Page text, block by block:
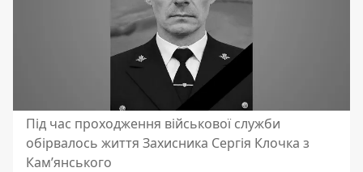
Під час проходження військової служби
обірвалось життя Захисника Сергія Клочка з
Кам’янського